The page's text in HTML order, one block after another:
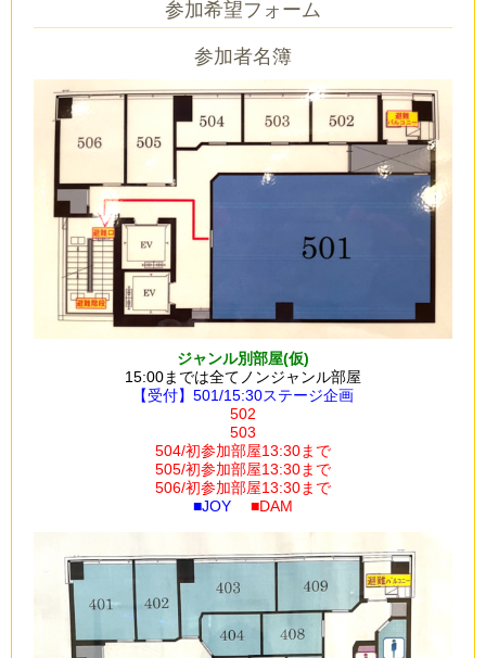
参加希望フォーム
参加者名簿
ジャンル別部屋(仮)
15:00までは全てノンジャンル部屋
【受付】501/15:30ステージ企画
502
503
504/初参加部屋13:30まで
505/初参加部屋13:30まで
506/初参加部屋13:30まで
■JOY ■DAM